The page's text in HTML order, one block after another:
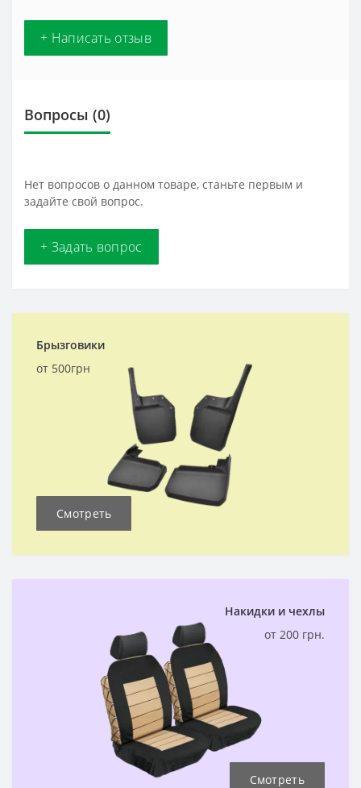
+ Написать отзыв
Вопросы (0)
Нет вопросов о данном товаре, станьте первым и
задайте свой вопрос.
+ Задать вопрос
Брызговики
от 500грн
Смотреть
Накидки и чехлы
от 200 грн.
Смотреть